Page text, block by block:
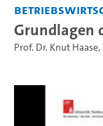
Grundlagen
Prof. Dr. Knut Haase,